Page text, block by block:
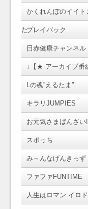
かくれんぼのイイ
たプレイバック
日赤健康チャンネル
↓【★ アーカイブ番
Lの魂”えるたま”
キラリJUMPIES
お元気さまばんざい
スポっち
み～んなげんきっず
ファファFUNTIME
人生はロマン イロ